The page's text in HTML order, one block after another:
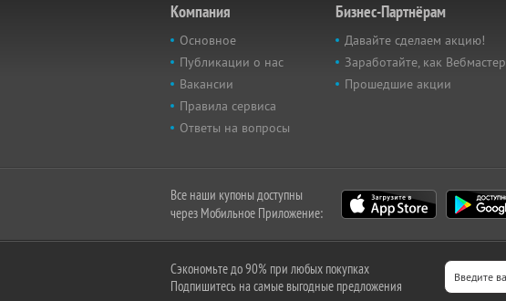
Компания
Основное
Публикации о нас
Вакансии
Правила сервиса
Ответы на вопросы
Бизнес-Партнёрам
Давайте сделаем акцию!
Заработайте, как Вебмастер
Прошедшие акции
Все наши купоны доступны
через Мобильное Приложение:
Сэкономьте до 90% при любых покупках
Подпишитесь на самые выгодные предложения